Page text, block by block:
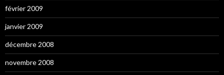
février 2009
janvier 2009
décembre 2008
novembre 2008